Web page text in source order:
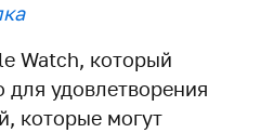
Watch, который
для удовлетворения
которые могут